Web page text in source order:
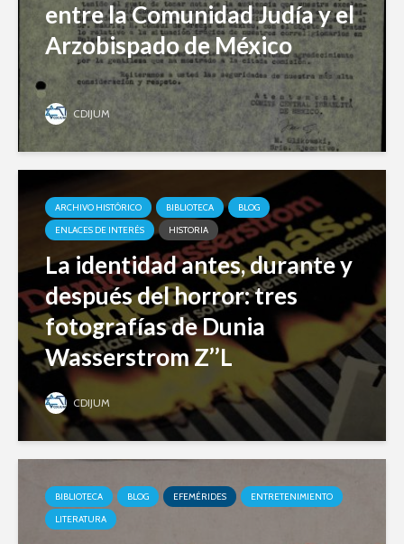
entre la Comunidad Judía y el
Arzobispado de México
CDIJUM
ARCHIVO HISTÓRICO BIBLIOTECA
BLOG
ENLACES DE INTERÉS
HISTORIA
La identidad antes, durante y
después del horror: tres
fotografías de Dunia
Wasserstrom Z’’L
CDIJUM
BIBLIOTECA BLOG EFEMÉRIDES
ENTRETENIMIENTO
LITERATURA